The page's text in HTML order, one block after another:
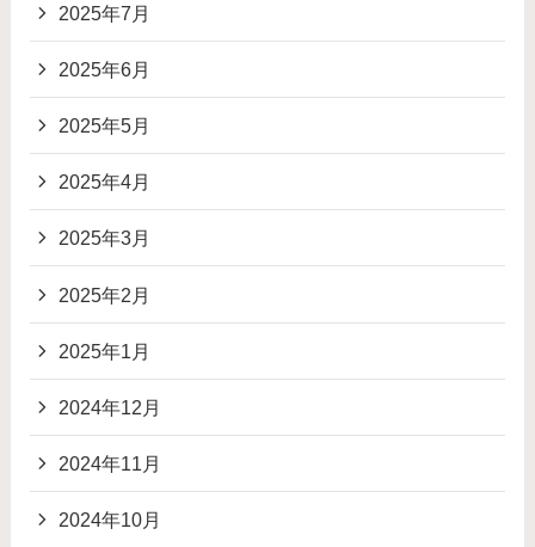
2025年7月
2025年6月
2025年5月
2025年4月
2025年3月
2025年2月
2025年1月
2024年12月
2024年11月
2024年10月